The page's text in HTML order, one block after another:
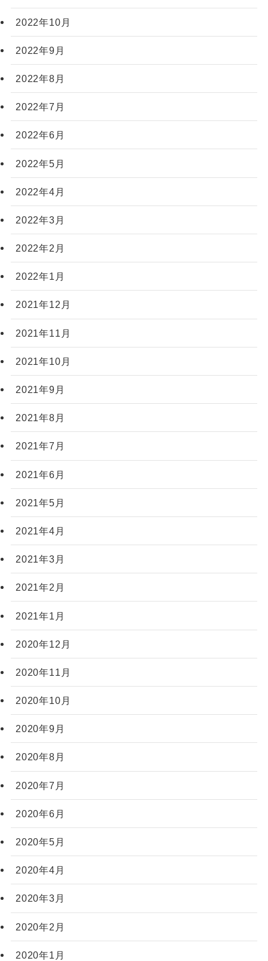
2022年10月
2022年9月
2022年8月
2022年7月
2022年6月
2022年5月
2022年4月
2022年3月
2022年2月
2022年1月
2021年12月
2021年11月
2021年10月
2021年9月
2021年8月
2021年7月
2021年6月
2021年5月
2021年4月
2021年3月
2021年2月
2021年1月
2020年12月
2020年11月
2020年10月
2020年9月
2020年8月
2020年7月
2020年6月
2020年5月
2020年4月
2020年3月
2020年2月
2020年1月